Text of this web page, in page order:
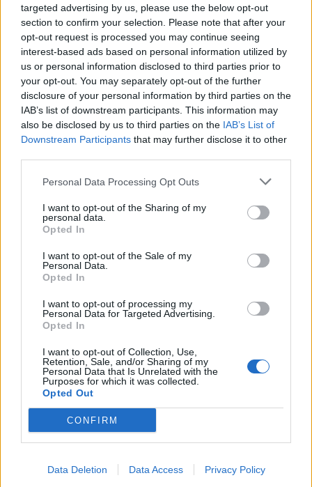
targeted advertising by us, please use the below opt-out
section to confirm your selection. Please note that after your
opt-out request is processed you may continue seeing
interest-based ads based on personal information utilized by
us or personal information disclosed to third parties prior to
your opt-out. You may separately opt-out of the further
disclosure of your personal information by third parties on the
IAB’s list of downstream participants. This information may
also be disclosed by us to third parties on the IAB’s List of
Downstream Participants that may further disclose it to other
Personal Data Processing Opt Outs
I want to opt-out of the Sharing of my
personal data.
Opted In
I want to opt-out of the Sale of my
Personal Data.
Opted In
I want to opt-out of processing my
Personal Data for Targeted Advertising.
Opted In
I want to opt-out of Collection, Use,
Retention, Sale, and/or Sharing of my
Personal Data that Is Unrelated with the
Purposes for which it was collected.
Opted Out
CONFIRM
Data Deletion Data Access Privacy Policy
12:52 - 6 Ιουλίου 2020
Για τις απόψεις του Καθηγητή Ροζάκη μίλησε ο
Κώστας Υφαντής. «Η Τουρκία θέλει αλά καρτ να
χρησιμοποιήσει το διεθνές δίκαιο και το δίκαιο της
θάλασσας», δήλωσε στα Παραπολιτικά 90,1 ο
Κώστας Υφαντής. «Οι…
Πάντειο Πανεπιστήμιο: Θα λειτουργήσει
κανονικά την Παρασκευή
Κανονικά θα λειτουργήσει την Παρασκευή, τελικά, το
Πάντειο Πανεπιστήμιο, όπως γνωστοποίησε η
της Πέμπτης. «Το πανεπιστήμιο από αύριο 6 τ.μ.
λειτουργεί κανονικά. Μετά τον ενδεδειγμένο
έλεγχο…
Τελευταίες Δημοσιεύσεις